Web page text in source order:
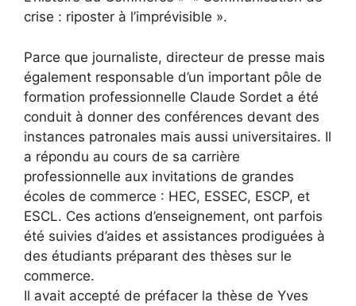
crise : riposter à l’imprévisible ».
Parce que journaliste, directeur de presse mais
également responsable d’un important pôle de
formation professionnelle Claude Sordet a été
conduit à donner des conférences devant des
instances patronales mais aussi universitaires. Il
a répondu au cours de sa carrière
professionnelle aux invitations de grandes
écoles de commerce : HEC, ESSEC, ESCP, et
ESCL. Ces actions d’enseignement, ont parfois
été suivies d’aides et assistances prodiguées à
des étudiants préparant des thèses sur le
commerce.
Il avait accepté de préfacer la thèse de Yves